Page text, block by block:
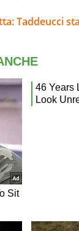
Taddeucci